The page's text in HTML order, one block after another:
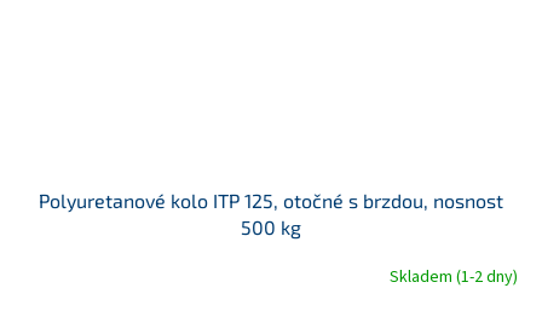
Polyuretanové kolo ITP 125, otočné s brzdou, nosnost
500 kg
Skladem (1-2 dny)